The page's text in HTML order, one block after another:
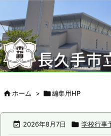
ホーム > 編集用HP
 2026年8月7日  学校行事